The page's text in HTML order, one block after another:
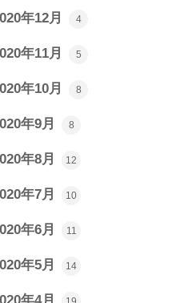
年12月 4
年11月 5
年10月 8
年9月 8
年8月 12
年7月 10
年6月 11
年5月 14